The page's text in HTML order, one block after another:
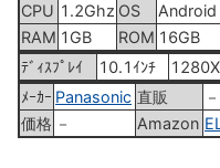
CPU 1.2Ghz OS
RAM 1GB ROM 16GB
ﾃﾞｨｽﾌﾟﾚｲ
10.1ｲﾝﾁ
ﾒｰｶｰ Panasonic 直販
－
価格 － Amazon